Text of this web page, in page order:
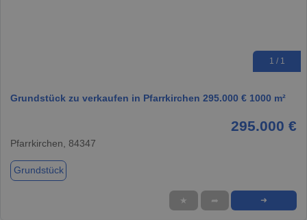
1 / 1
Grundstück zu verkaufen in Pfarrkirchen 295.000 € 1000 m²
295.000 €
Pfarrkirchen, 84347
Grundstück
★ ➦ ➜